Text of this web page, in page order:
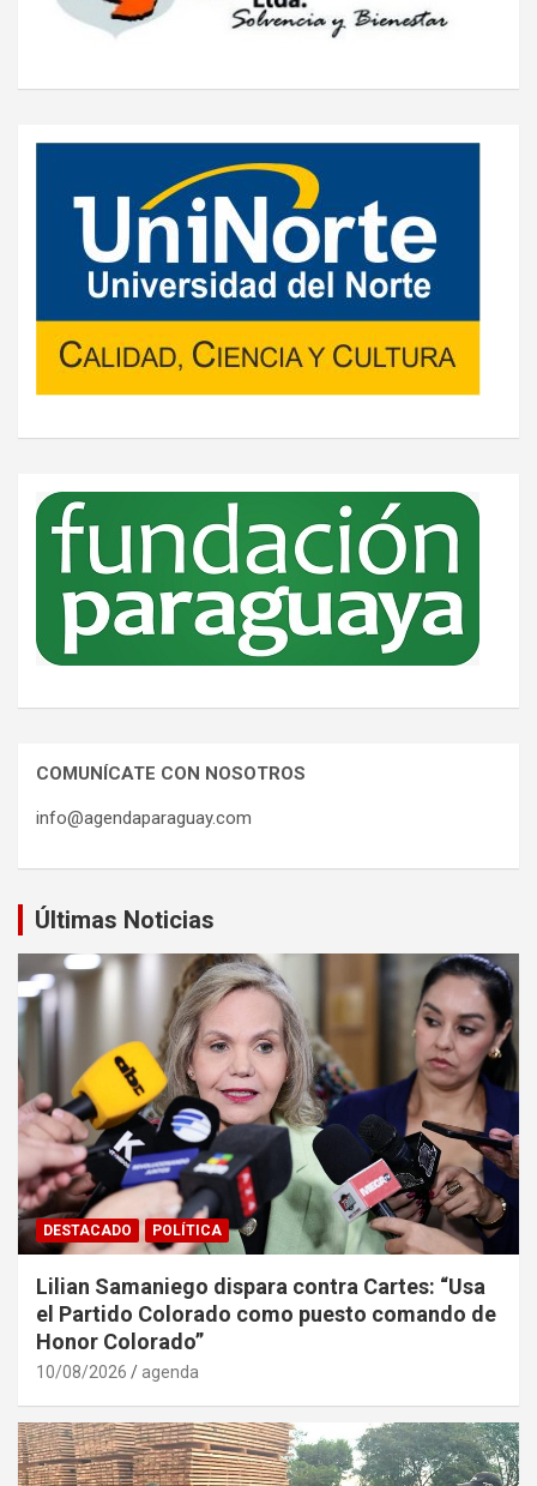
COMUNÍCATE CON NOSOTROS
info@agendaparaguay.com
Últimas Noticias
DESTACADO POLÍTICA
Lilian Samaniego dispara contra Cartes: “Usa
el Partido Colorado como puesto comando de
Honor Colorado”
10/08/2026 agenda